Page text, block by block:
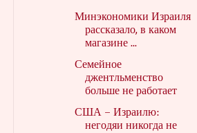
Минэкономики Израиля
рассказало, в каком
магазине ...
Семейное
джентльменство
больше не работает
США – Израилю:
негодяи никогда не